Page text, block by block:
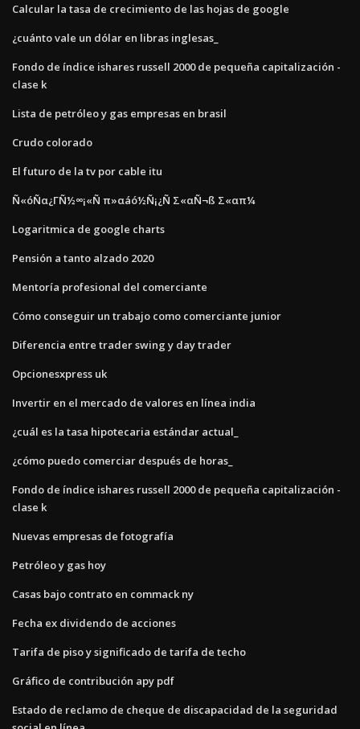
Calcular la tasa de crecimiento de las hojas de google
¿cuánto vale un dólar en libras inglesas_
Fondo de índice ishares russell 2000 de pequeña capitalización -
clase k
Lista de petróleo y gas empresas en brasil
Crudo colorado
El futuro de la tv por cable itu
Ñ«óÑα¿ΓÑ½∞¡«Ñ π»αáó½Ñ¡¿Ñ Σ«αÑ¬ß Σ«απ¼
Logaritmica de google charts
Pensión a tanto alzado 2020
Mentoría profesional del comerciante
Cómo conseguir un trabajo como comerciante junior
Diferencia entre trader swing y day trader
Opcionesxpress uk
Invertir en el mercado de valores en línea india
¿cuál es la tasa hipotecaria estándar actual_
¿cómo puedo comerciar después de horas_
Fondo de índice ishares russell 2000 de pequeña capitalización -
clase k
Nuevas empresas de fotografía
Petróleo y gas hoy
Casas bajo contrato en commack ny
Fecha ex dividendo de acciones
Tarifa de piso y significado de tarifa de techo
Gráfico de contribución apy pdf
Estado de reclamo de cheque de discapacidad de la seguridad